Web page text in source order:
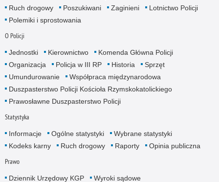
Ruch drogowy
Poszukiwani Zaginieni
Lotnictwo Policji
Polemiki i sprostowania
O Policji
Jednostki Kierownictwo
Komenda Główna Policji
Organizacja
Policja w III RP Historia
Sprzęt
Umundurowanie
Współpraca międzynarodowa
Duszpasterstwo Policji Kościoła Rzymskokatolickiego
Prawosławne Duszpasterstwo Policji
Statystyka
Informacje Ogólne statystyki
Wybrane statystyki
Kodeks karny
Ruch drogowy Raporty Opinia publiczna
Prawo
Dziennik Urzędowy KGP Wyroki sądowe